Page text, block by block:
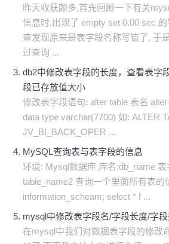
昨天收获颇多,首先回顾一下有关
信息时,出现了 empty set 0.00 sec
查发现原来是表字段名称写错了, 于
过查询 ...
db2中修改表字段的长度，查看表字
段已存放值大小
修改表字段语句: alter table 表名
data type varchar(7700) 如: ALTER
JV_BI_BACK_OPER ...
MySQL查询表与表字段的信息
环境: Mysql数据库 库名:db_name 表
table_name2 查询一个里面所有表的
information_scheam; select * f ...
mysql中修改表字段名/字段长度/字
在mysql中我们对数据表字段的修改